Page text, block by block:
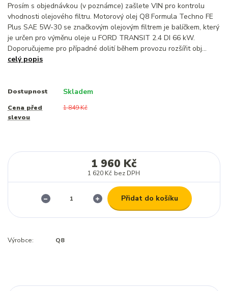
Prosím s objednávkou (v poznámce) zašlete VIN pro kontrolu
vhodnosti olejového filtru. Motorový olej Q8 Formula Techno FE
Plus SAE 5W-30 se značkovým olejovým filtrem je balíčkem, který
je určen pro výměnu oleje u FORD TRANSIT 2.4 DI 66 kW.
Doporučujeme pro případné dolití během provozu rozšířit obj...
celý popis
Dostupnost Skladem
Cena před
slevou
1 849 Kč
1 960 Kč
1 620 Kč bez DPH
Přidat do košíku
Výrobce: Q8